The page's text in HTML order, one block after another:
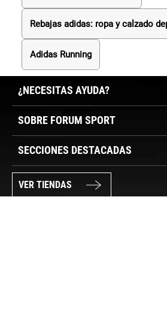
Rebajas adidas: ropa y calzado
Adidas Running
¿NECESITAS AYUDA?
SOBRE FORUM SPORT
SECCIONES DESTACADAS
VER TIENDAS